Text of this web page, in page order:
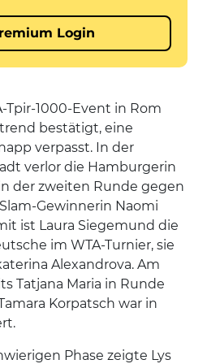
Tpir-1000-Event in Rom
bestätigt, eine
verpasst. In der
verlor die Hamburgerin
der zweiten Runde gegen
Gewinnerin Naomi
ist Laura Siegemund die
im WTA-Turnier, sie
Alexandrova. Am
Tatjana Maria in Runde
Korpatsch war in
Phase zeigte Lys